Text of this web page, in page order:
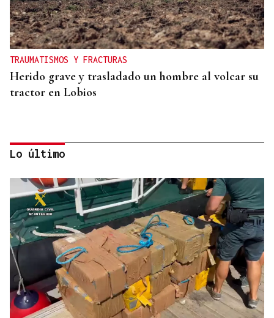
TRAUMATISMOS Y FRACTURAS
Herido grave y trasladado un hombre al volcar su
tractor en Lobios
COMUNIDADE
Lobios loita por conservar os seus 147 anos de
memorias
Lo último